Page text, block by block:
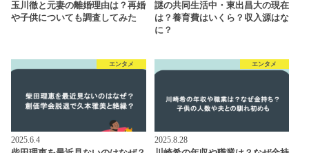
玉川徹と元妻の離婚理由は？再婚
や子供についても調査してみた
謎の共同生活中・東出昌大の現在
は？養育費はいくら？収入源はな
に？
エンタメ
2025.6.4
エンタメ
2025.8.28